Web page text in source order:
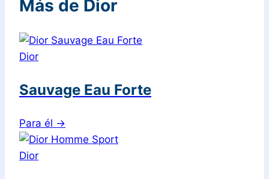
Más de Dior
Dior
Sauvage Eau Forte
Para él →
Dior